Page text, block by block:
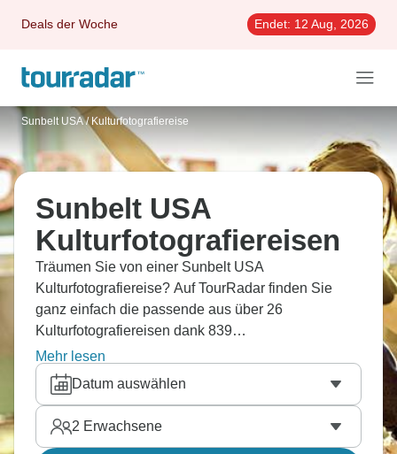
Deals der Woche Endet: 12 Aug, 2026
Sunbelt USA / Kulturfotografiereise
Sunbelt USA
Kulturfotografiereisen
Träumen Sie von einer Sunbelt USA
Kulturfotografiereise? Auf TourRadar finden Sie
ganz einfach die passende aus über 26
Kulturfotografiereisen dank 839
Erfahrungsberichten.
Mehr lesen
Datum auswählen
2 Erwachsene